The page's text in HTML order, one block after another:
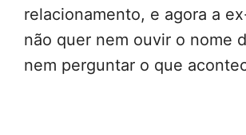
relacionamento, e agora a
não quer nem ouvir o nome
nem perguntar o que